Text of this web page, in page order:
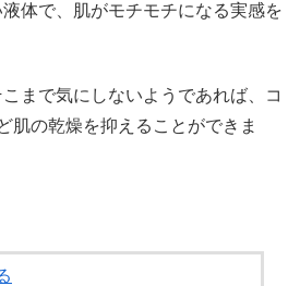
体で、肌がモチモチになる実感を
まで気にしないようであれば、コ
肌の乾燥を抑えることができま